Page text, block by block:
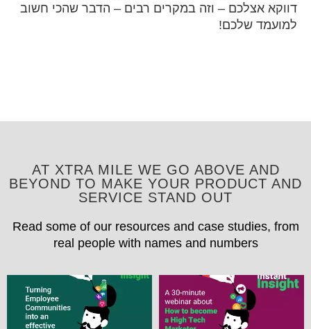
דווקא אצלכם – וזה במקרים רבים – הדבר שהכי חשוב
למועמד שלכם!
AT XTRA MILE WE GO ABOVE AND
BEYOND TO MAKE YOUR PRODUCT AND
SERVICE STAND OUT
Read some of our resources and case studies, from
real people with names and numbers